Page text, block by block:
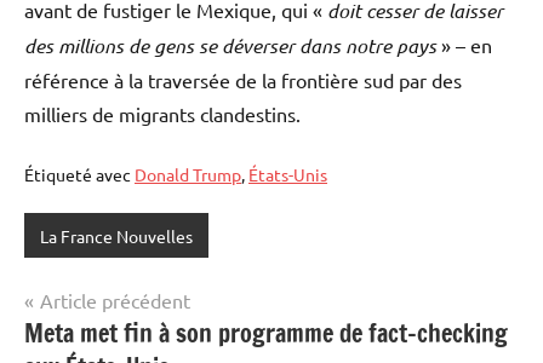
avant de fustiger le Mexique, qui « doit cesser de laisser
des millions de gens se déverser dans notre pays» – en
référence à la traversée de la frontière sud par des
milliers de migrants clandestins.
Étiqueté avec Donald Trump, États-Unis
La France Nouvelles
Navigation
de
Article précédent
Meta met fin à son programme de fact-checking